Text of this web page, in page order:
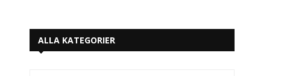
ALLA KATEGORIER